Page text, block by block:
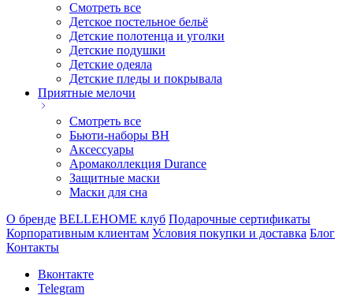
Смотреть все
Детское постельное бельё
Детские полотенца и уголки
Детские подушки
Детские одеяла
Детские пледы и покрывала
Приятные мелочи
Смотреть все
Бьюти-наборы ВН
Аксессуары
Аромаколлекция Durance
Защитные маски
Маски для сна
О бренде BELLEHOME клуб Подарочные сертификаты
Корпоративным клиентам Условия покупки и доставка Блог
Контакты
Вконтакте
Telegram